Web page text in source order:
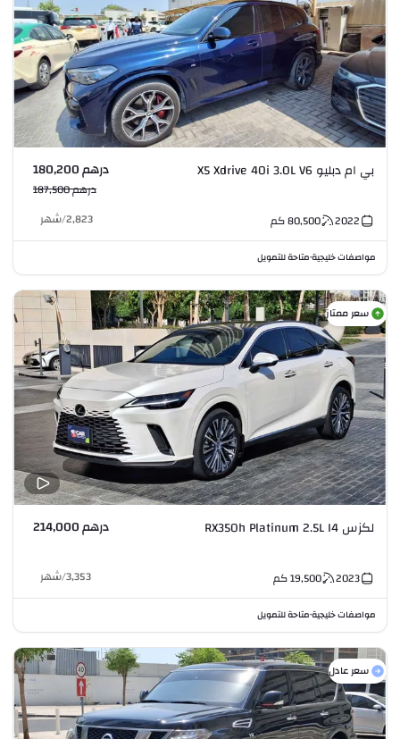
بي ام دبليو X5 Xdrive 40i 3.0L V6 درهم 180,200
درهم 187,500
2022
80,500كم 2,823
/شهر
مواصفات خليجية•متاحة للتمويل
سعر ممتاز
لكزس RX350h Platinum 2.5L I4 درهم 214,000
2023
19,500كم 3,353
/شهر
مواصفات خليجية•متاحة للتمويل
سعر عادل